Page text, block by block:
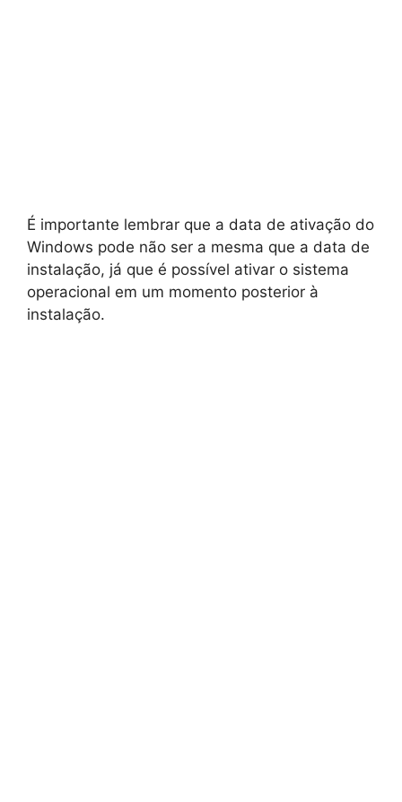
É importante lembrar que a data de ativação do
Windows pode não ser a mesma que a data de
instalação, já que é possível ativar o sistema
operacional em um momento posterior à
instalação.